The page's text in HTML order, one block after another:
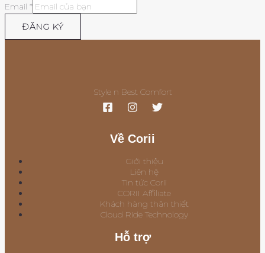
Email *
ĐĂNG KÝ
Style n Best Comfort
Về Corii
Giới thiệu
Liên hệ
Tin tức Corii
CORII Affiliate
Khách hàng thân thiết
Cloud Ride Technology
Hỗ trợ